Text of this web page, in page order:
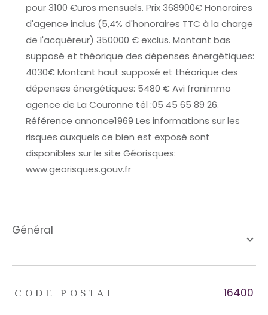
pour 3100 €uros mensuels. Prix 368900€ Honoraires
d'agence inclus (5,4% d'honoraires TTC à la charge
de l'acquéreur) 350000 € exclus. Montant bas
supposé et théorique des dépenses énergétiques:
4030€ Montant haut supposé et théorique des
dépenses énergétiques: 5480 € Avi franimmo
agence de La Couronne tél :05 45 65 89 26.
Référence annonce1969 Les informations sur les
risques auxquels ce bien est exposé sont
disponibles sur le site Géorisques:
www.georisques.gouv.fr
général
TRAD_ZEPHYR_Caracteristique TRAD_ZEPHYR_Valeurs
CODE POSTAL 16400